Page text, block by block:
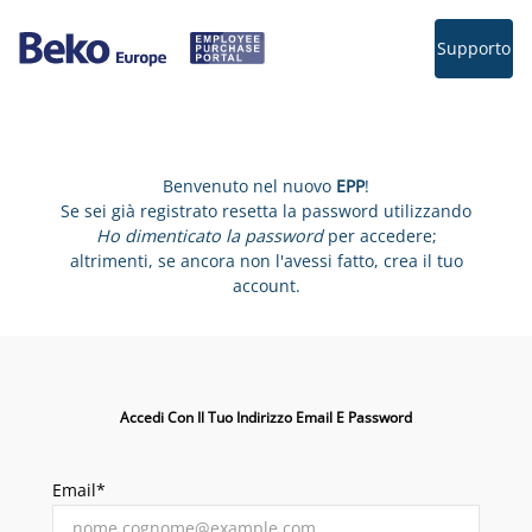
Supporto
Benvenuto nel nuovo EPP!
Se sei già registrato resetta la password utilizzando
Ho dimenticato la passwordper accedere;
altrimenti, se ancora non l'avessi fatto, crea il tuo
account.
Accedi Con Il Tuo Indirizzo Email E Password
Email*